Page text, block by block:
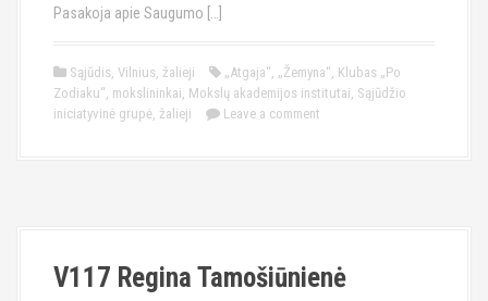
Pasakoja apie Saugumo […]
Sąjūdis, Vilnius, žalieji „Atgaja“, „Žemyna“, Klubas „Po
Zodiaku“, mokslininkai, Mokslų akademijos institutai, Sąjūdžio
iniciatyvinė grupė, žalieji Leave a comment
V117 Regina Tamošiūnienė